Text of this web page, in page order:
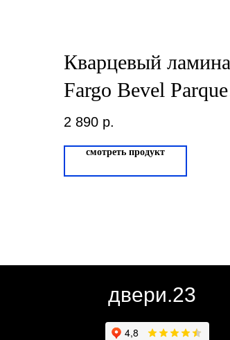
Кварцевый
Fargo Bevel
Дуб Гавана 33-653-
27
2 890 р.
смотреть продукт
двери.23